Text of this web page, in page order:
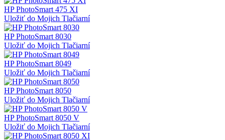
HP PhotoSmart 475 XI
Uložiť do Mojich Tlačiarní
HP PhotoSmart 8030
Uložiť do Mojich Tlačiarní
HP PhotoSmart 8049
Uložiť do Mojich Tlačiarní
HP PhotoSmart 8050
Uložiť do Mojich Tlačiarní
HP PhotoSmart 8050 V
Uložiť do Mojich Tlačiarní